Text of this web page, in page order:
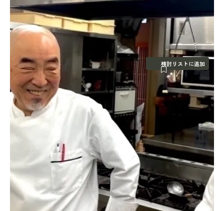
検討リストに追加